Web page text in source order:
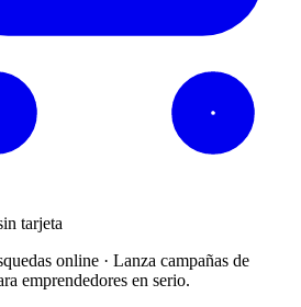
tarjeta
online · Lanza campañas de
emprendedores en serio.